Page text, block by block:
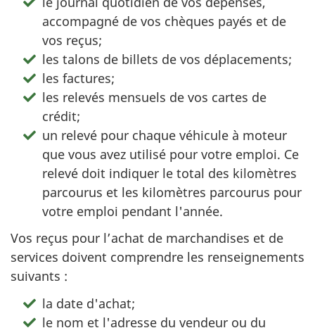
accompagné de vos chèques payés et de
vos reçus;
les talons de billets de vos déplacements;
les factures;
les relevés mensuels de vos cartes de
crédit;
un relevé pour chaque véhicule à moteur
que vous avez utilisé pour votre emploi. Ce
relevé doit indiquer le total des kilomètres
parcourus et les kilomètres parcourus pour
votre emploi pendant l'année.
Vos reçus pour l’achat de marchandises et de
services doivent comprendre les renseignements
suivants :
la date d'achat;
le nom et l'adresse du vendeur ou du